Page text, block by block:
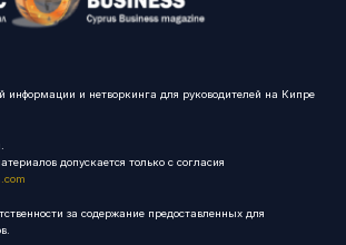
информации и нетворкинга для руководителей на Кипре
допускается только с согласия
за содержание предоставленных для